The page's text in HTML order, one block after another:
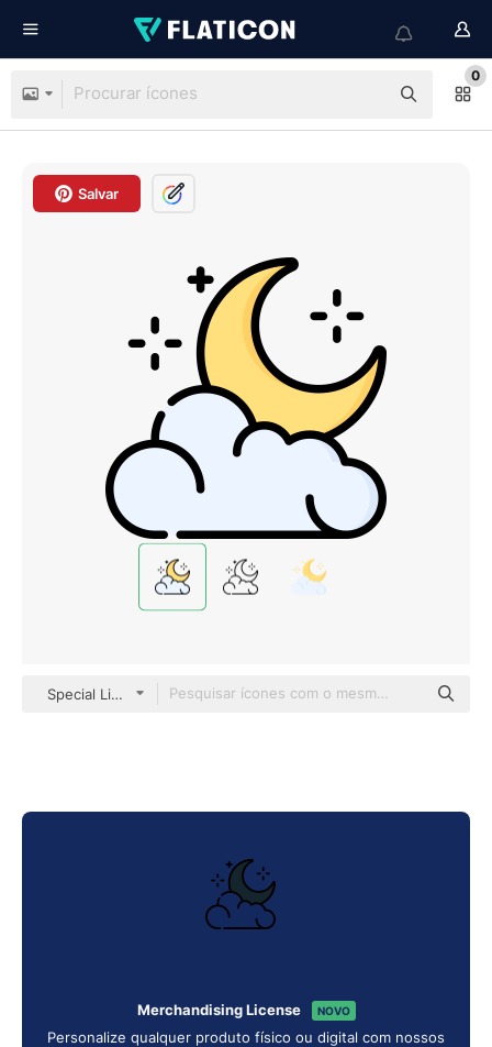
0
Salvar
Special Lineal color
Merchandising License NOVO
Personalize qualquer produto físico ou digital com nossos